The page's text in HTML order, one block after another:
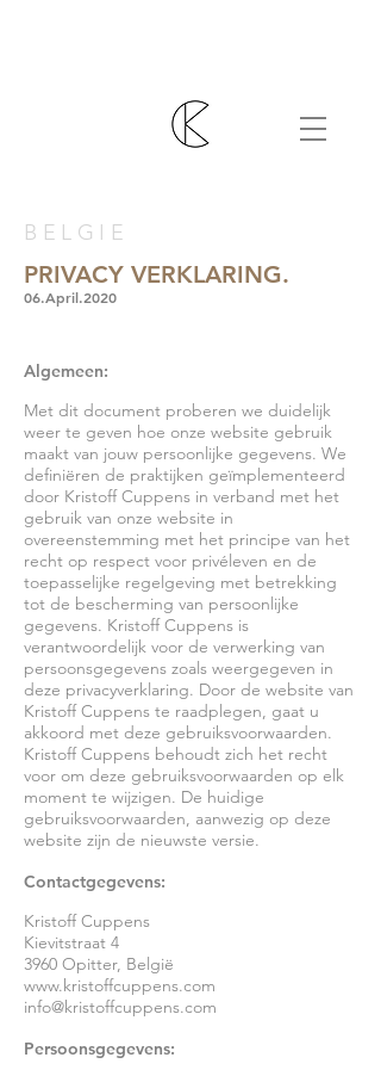
BELGIE
PRIVACY VERKLARING.
06.April.2020
Algemeen:
Met dit document proberen we duidelijk
weer te geven hoe onze website gebruik
maakt van jouw persoonlijke gegevens. We
definiëren de praktijken geïmplementeerd
door Kristoff Cuppens in verband met het
gebruik van onze website in
overeenstemming met het principe van het
recht op respect voor privéleven en de
toepasselijke regelgeving met betrekking
tot de bescherming van persoonlijke
gegevens. Kristoff Cuppens is
verantwoordelijk voor de verwerking van
persoonsgegevens zoals weergegeven in
deze privacyverklaring. Door de website van
Kristoff Cuppens te raadplegen, gaat u
akkoord met deze gebruiksvoorwaarden.
Kristoff Cuppens behoudt zich het recht
voor om deze gebruiksvoorwaarden op elk
moment te wijzigen. De huidige
gebruiksvoorwaarden, aanwezig op deze
website zijn de nieuwste versie.
Contactgegevens:
Kristoff Cuppens
Kievitstraat 4
3960 Opitter, België
www.kristoffcuppens.com
info@kristoffcuppens.com
Persoonsgegevens: